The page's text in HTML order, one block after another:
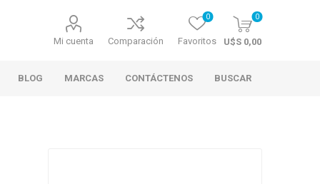
Mi cuenta Comparación Favoritos
0 0
U$S 0,00
BLOG MARCAS CONTÁCTENOS BUSCAR